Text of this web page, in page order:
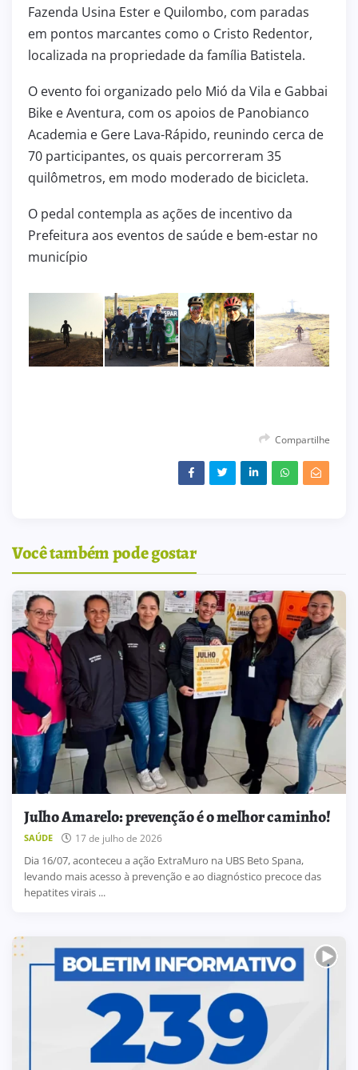
Fazenda Usina Ester e Quilombo, com paradas
em pontos marcantes como o Cristo Redentor,
localizada na propriedade da família Batistela.
O evento foi organizado pelo Mió da Vila e Gabbai
Bike e Aventura, com os apoios de Panobianco
Academia e Gere Lava-Rápido, reunindo cerca de
70 participantes, os quais percorreram 35
quilômetros, em modo moderado de bicicleta.
O pedal contempla as ações de incentivo da
Prefeitura aos eventos de saúde e bem-estar no
município
Compartilhe
Você também pode gostar
Julho Amarelo: prevenção é o melhor caminho!
SAÚDE 17 de julho de 2026
Dia 16/07, aconteceu a ação ExtraMuro na UBS Beto Spana,
levando mais acesso à prevenção e ao diagnóstico precoce das
hepatites virais ...